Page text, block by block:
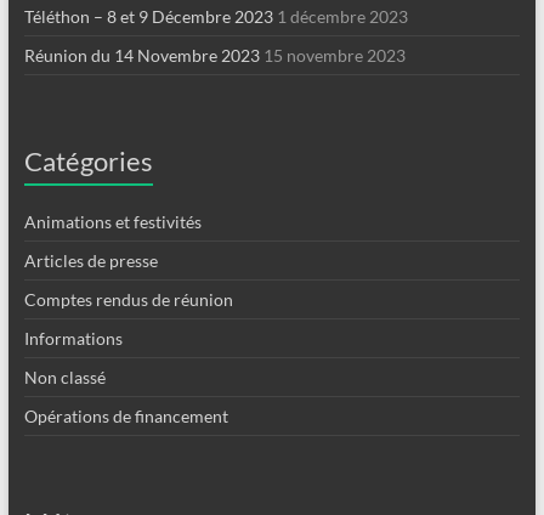
Téléthon – 8 et 9 Décembre 2023 1 décembre 2023
Réunion du 14 Novembre 2023 15 novembre 2023
Catégories
Animations et festivités
Articles de presse
Comptes rendus de réunion
Informations
Non classé
Opérations de financement